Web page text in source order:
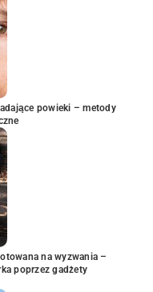
powieki – metody
na wyzwania –
poprzez gadżety